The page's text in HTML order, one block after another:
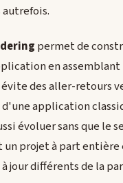
permet de
en assemblant
des aller-retours
application
évoluer sans que le
un projet à part
jour différents de la